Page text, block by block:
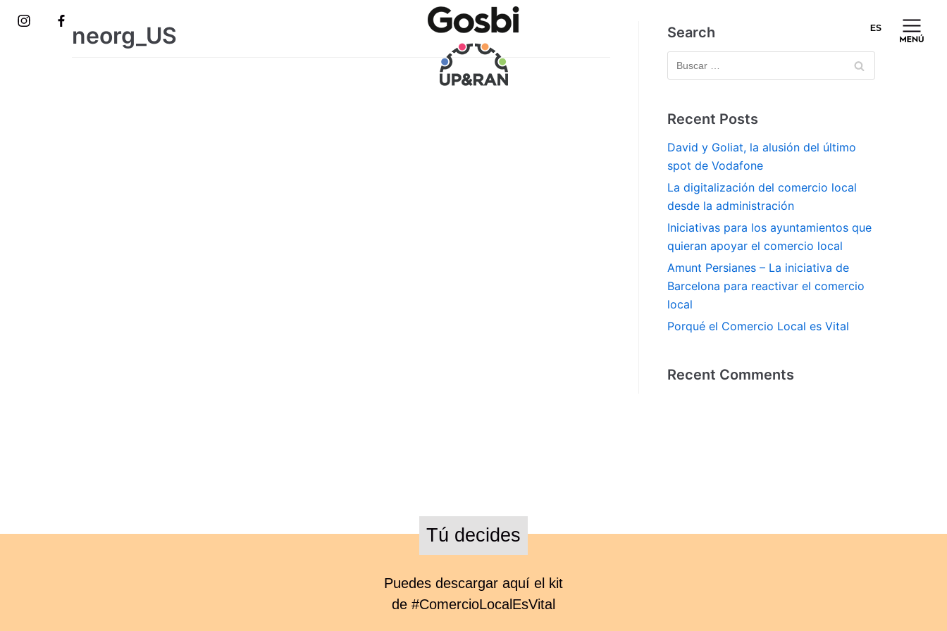
Saltar
ES
neorg_US Search
Recent Posts
David y Goliat, la alusión del último
spot de Vodafone
La digitalización del comercio local
desde la administración
Iniciativas para los ayuntamientos que
quieran apoyar el comercio local
Amunt Persianes – La iniciativa de
Barcelona para reactivar el comercio
local
Porqué el Comercio Local es Vital
Recent Comments
Tú decides
Puedes descargar aquí el kit
de #ComercioLocalEsVital